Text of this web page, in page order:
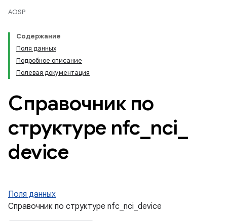
AOSP
Содержание
Поля данных
Подробное описание
Полевая документация
Справочник по
структуре nfc nci
device
Поля данных
Справочник по структуре nfc_nci_device